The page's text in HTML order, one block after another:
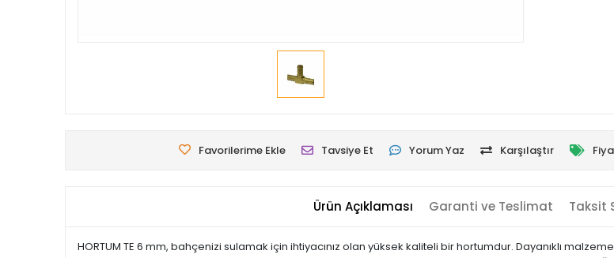
Favorilerime Ekle Tavsiye Et Yorum Yaz Karşılaştır
Ürün Açıklaması Garanti ve Teslimat Taksit
HORTUM TE 6 mm, bahçenizi sulamak için ihtiyacınız olan yüksek kaliteli bir hortumdur. Dayanıklı